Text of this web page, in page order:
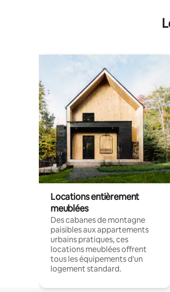
Locations entièrement
meublées
Des cabanes de montagne
paisibles aux appartements
urbains pratiques, ces
locations meublées offrent
tous les équipements d'un
logement standard.